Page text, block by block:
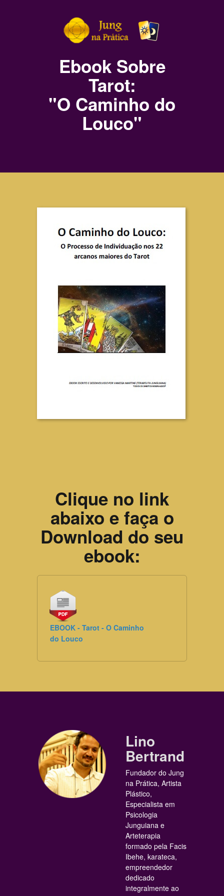
Ebook Sobre
Tarot:
"O Caminho do
Louco"
Clique no link
abaixo e faça o
Download do seu
ebook:
EBOOK - Tarot - O Caminho
do Louco
Lino
Bertrand
Fundador do Jung
na Prática, Artista
Plástico,
Especialista em
Psicologia
Junguiana e
Arteterapia
formado pela Facis
Ibehe, karateca,
empreendedor
dedicado
integralmente ao